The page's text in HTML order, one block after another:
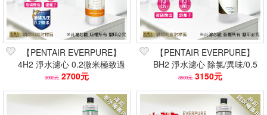
【PENTAIR EVERPURE】
4H2 淨水濾心 0.2微米極致過
濾｜水蘋果公司貨
3000元 2700元
【PENTAIR EVERPURE】
BH2 淨水濾心 除氯/異味/0.5
微米｜7人以上適用 水蘋果
3500元 3150元